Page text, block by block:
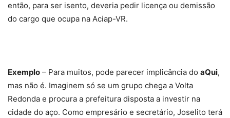
então, para ser isento, deveria pedir licença ou demissão
do cargo que ocupa na Aciap-VR.
Exemplo – Para muitos, pode parecer implicância do aQui,
mas não é. Imaginem só se um grupo chega a Volta
Redonda e procura a prefeitura disposta a investir na
cidade do aço. Como empresário e secretário, Joselito terá